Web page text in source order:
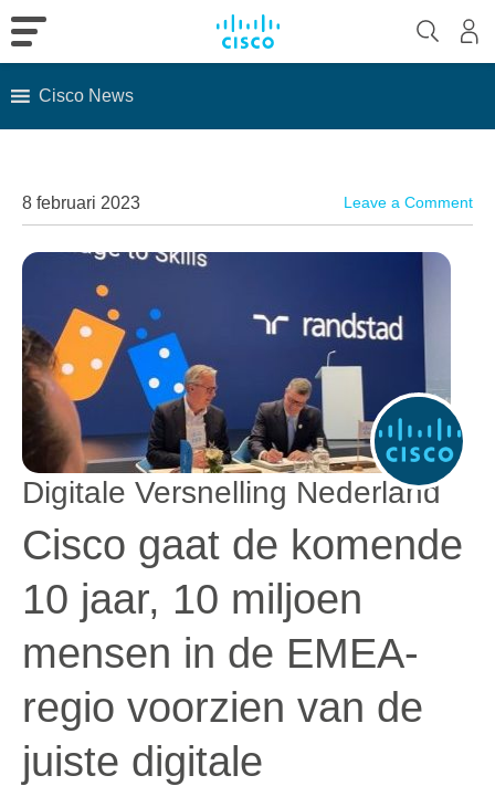
Cisco News
8 februari 2023 Leave a Comment
Digitale Versnelling Nederland
Cisco gaat de komende
10 jaar, 10 miljoen
mensen in de EMEA-
regio voorzien van de
juiste digitale